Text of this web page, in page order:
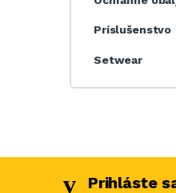
Príslušenstvo
Setwear
Prihláste